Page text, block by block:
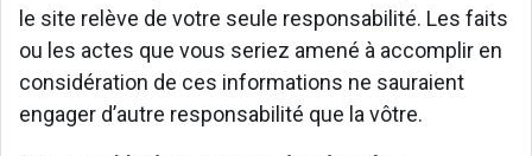
le site relève de votre seule responsabilité. Les faits
ou les actes que vous seriez amené à accomplir en
considération de ces informations ne sauraient
engager d’autre responsabilité que la vôtre.